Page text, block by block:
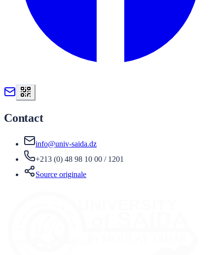
Contact
info@univ-saida.dz
+213 (0) 48 98 10 00 / 1201
Source originale